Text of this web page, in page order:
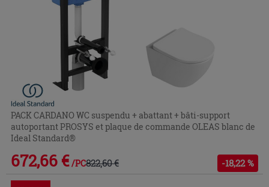
PACK CARDANO WC suspendu + abattant + bâti-support
autoportant PROSYS et plaque de commande OLEAS blanc de
Ideal Standard®
672,66 € /PC822,60 € -18,22 %